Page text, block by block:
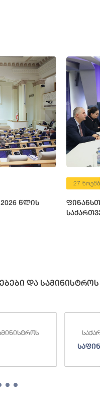
წლის
27
ფინანსთა
და სამინისტროს